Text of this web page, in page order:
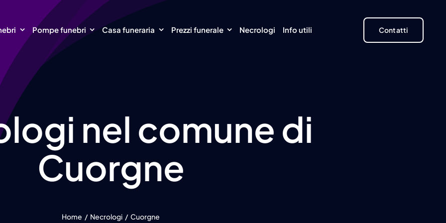
Pompe funebri Casa funeraria Prezzi funerale Necrologi Info utili Contatti
nel comune di
Cuorgne
Home Necrologi Cuorgne